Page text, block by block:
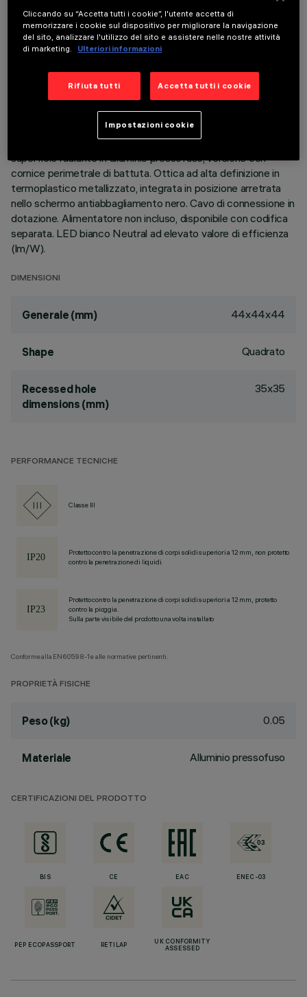
DATI TECNICI
DESCRIZIONE
apparecchio miniaturizzato ad incasso quadrato per singolo
LED - ottica fissa - apertura flood. Corpo principale con
superficie radiante in alluminio pressofuso, versione con
cornice perimetrale di battuta. Ottica ad alta definizione in
termoplastico metallizzato, integrata in posizione arretrata
nello schermo antiabbagliamento nero. Cavo di connessione in
dotazione. Alimentatore non incluso, disponibile con codifica
separata. LED bianco Neutral ad elevato valore di efficienza
(lm/W).
DIMENSIONI
Generale (mm) 44x44x44
Shape Quadrato
Recessed hole
dimensions (mm)
35x35
PERFORMANCE TECNICHE
Classe III
Protetto contro la penetrazione di corpi solidi superiori a 12 mm, non protetto
contro la penetrazione di liquidi.
Protetto contro la penetrazione di corpi solidi superiori a 12 mm, protetto
contro la pioggia.
Sulla parte visibile del prodotto una volta installato
Conforme alla EN60598-1 e alle normative pertinenti.
PROPRIETÀ FISICHE
Peso (kg) 0.05
Materiale Alluminio pressofuso
CERTIFICAZIONI DEL PRODOTTO
BIS CE EAC ENEC-03
PEP ECOPASSPORT RETILAP
UK CONFORMITY
ASSESSED
Cliccando su “Accetta tutti i cookie”, l'utente accetta di
memorizzare i cookie sul dispositivo per migliorare la navigazione
del sito, analizzare l'utilizzo del sito e assistere nelle nostre attività
di marketing.
Ulteriori informazioni
Rifiuta tutti Accetta tutti i cookie
Impostazioni cookie